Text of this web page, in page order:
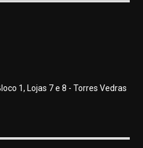
1, Lojas 7 e 8 - Torres Vedras